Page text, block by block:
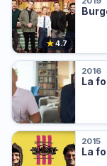
★4.7
2016
La
2015
La